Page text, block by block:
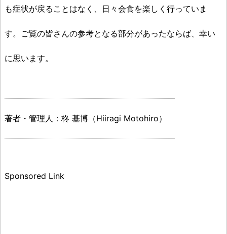
も症状が戻ることはなく、日々会食を楽しく行っていま
す。 ご覧の皆さんの参考となる部分があったならば、幸い
に思います。
著者・管理人：柊 基博（Hiiragi Motohiro）
Sponsored Link